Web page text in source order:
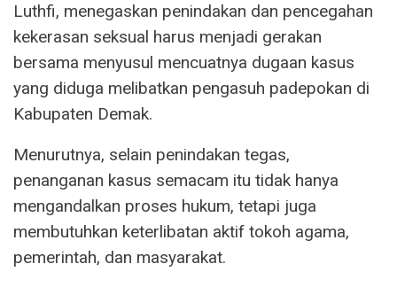
Luthfi, menegaskan penindakan dan pencegahan
kekerasan seksual harus menjadi gerakan
bersama menyusul mencuatnya dugaan kasus
yang diduga melibatkan pengasuh padepokan di
Kabupaten Demak.
Menurutnya, selain penindakan tegas,
penanganan kasus semacam itu tidak hanya
mengandalkan proses hukum, tetapi juga
membutuhkan keterlibatan aktif tokoh agama,
pemerintah, dan masyarakat.